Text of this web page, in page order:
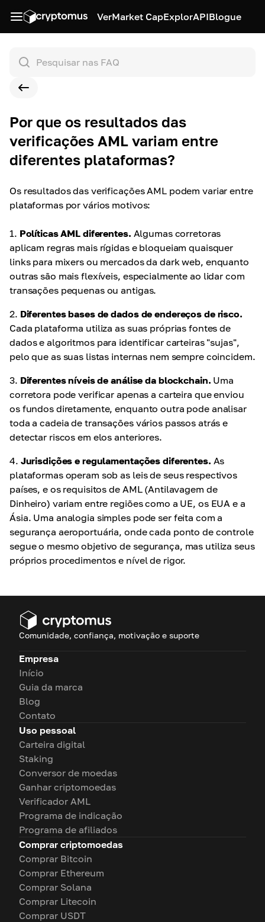
VerMarket CapExplorAPIBlogue
Por que os resultados das
verificações AML variam entre
diferentes plataformas?
Os resultados das verificações AML podem variar entre
plataformas por vários motivos:
1. Políticas AML diferentes. Algumas corretoras
aplicam regras mais rígidas e bloqueiam quaisquer
links para mixers ou mercados da dark web, enquanto
outras são mais flexíveis, especialmente ao lidar com
transações pequenas ou antigas.
2. Diferentes bases de dados de endereços de risco.
Cada plataforma utiliza as suas próprias fontes de
dados e algoritmos para identificar carteiras "sujas",
pelo que as suas listas internas nem sempre coincidem.
3. Diferentes níveis de análise da blockchain. Uma
corretora pode verificar apenas a carteira que enviou
os fundos diretamente, enquanto outra pode analisar
toda a cadeia de transações vários passos atrás e
detectar riscos em elos anteriores.
4. Jurisdições e regulamentações diferentes. As
plataformas operam sob as leis de seus respectivos
países, e os requisitos de AML (Antilavagem de
Dinheiro) variam entre regiões como a UE, os EUA e a
Ásia. Uma analogia simples pode ser feita com a
segurança aeroportuária, onde cada ponto de controle
segue o mesmo objetivo de segurança, mas utiliza seus
próprios procedimentos e nível de rigor.
Comunidade, confiança, motivação e suporte
Empresa
Início
Guia da marca
Blog
Contato
Uso pessoal
Carteira digital
Staking
Conversor de moedas
Ganhar criptomoedas
Verificador AML
Programa de indicação
Programa de afiliados
Comprar criptomoedas
Comprar Bitcoin
Comprar Ethereum
Comprar Solana
Comprar Litecoin
Comprar USDT